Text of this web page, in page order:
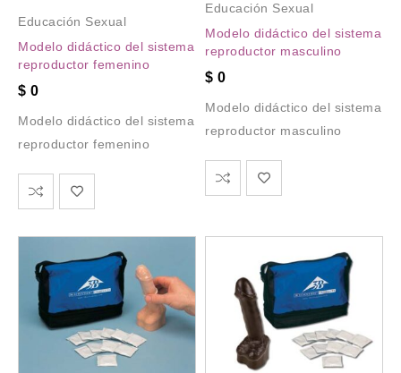
Educación Sexual
Modelo didáctico del sistema
reproductor femenino
$ 0
Modelo didáctico del sistema
reproductor femenino
Educación Sexual
Modelo didáctico del sistema
reproductor masculino
$ 0
Modelo didáctico del sistema
reproductor masculino